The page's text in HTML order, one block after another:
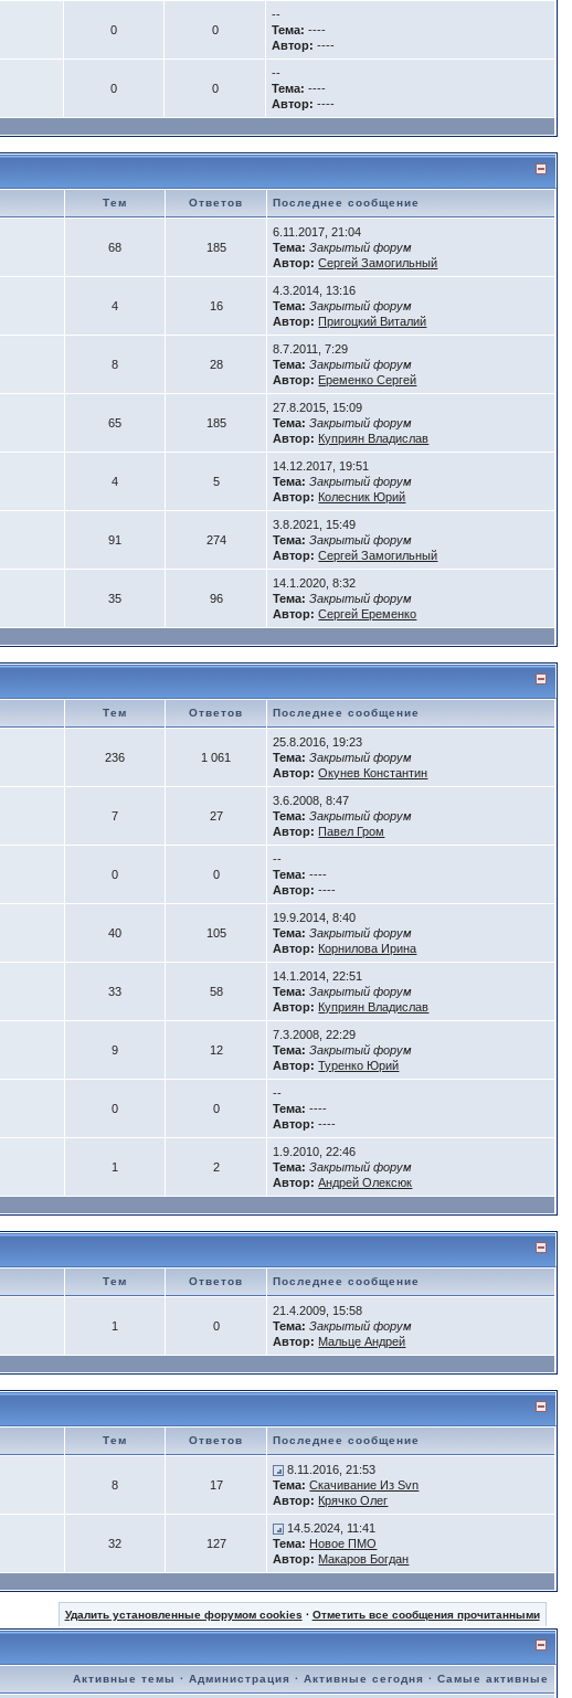
0 0
--
Тема: ----
Автор: ----
0 0
--
Тема: ----
Автор: ----
Тем Ответов Последнее сообщение
68 185
6.11.2017, 21:04
Тема: Закрытый форум
Автор: Сергей Замогильный
4 16
4.3.2014, 13:16
Тема: Закрытый форум
Автор: Пригоцкий Виталий
8 28
8.7.2011, 7:29
Тема: Закрытый форум
Автор: Еременко Сергей
65 185
27.8.2015, 15:09
Тема: Закрытый форум
Автор: Куприян Владислав
4 5
14.12.2017, 19:51
Тема: Закрытый форум
Автор: Колесник Юрий
91 274
3.8.2021, 15:49
Тема: Закрытый форум
Автор: Сергей Замогильный
35 96
14.1.2020, 8:32
Тема: Закрытый форум
Автор: Сергей Еременко
Тем Ответов Последнее сообщение
236 1 061
25.8.2016, 19:23
Тема: Закрытый форум
Автор: Окунев Константин
7 27
3.6.2008, 8:47
Тема: Закрытый форум
Автор: Павел Гром
0 0
--
Тема: ----
Автор: ----
40 105
19.9.2014, 8:40
Тема: Закрытый форум
Автор: Корнилова Ирина
33 58
14.1.2014, 22:51
Тема: Закрытый форум
Автор: Куприян Владислав
9 12
7.3.2008, 22:29
Тема: Закрытый форум
Автор: Туренко Юрий
0 0
--
Тема: ----
Автор: ----
1 2
1.9.2010, 22:46
Тема: Закрытый форум
Автор: Андрей Олексюк
Тем Ответов Последнее сообщение
1 0
21.4.2009, 15:58
Тема: Закрытый форум
Автор: Мальце Андрей
Тем Ответов Последнее сообщение
8 17
8.11.2016, 21:53
Тема: Скачивание Из Svn
Автор: Крячко Олег
32 127
14.5.2024, 11:41
Тема: Новое ПМО
Автор: Макаров Богдан
Удалить установленные форумом cookies · Отметить все сообщения прочитанными
Активные темы ·Администрация ·Активные сегодня ·Самые активные